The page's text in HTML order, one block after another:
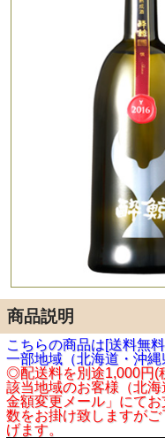
商品説明
こちらの商品は[送料無
一部地域（北海道・沖縄
◎配送料を別途1,000円(
該当地域のお客様（北
金額変更メール」にて
数をお掛け致しますが
げます。